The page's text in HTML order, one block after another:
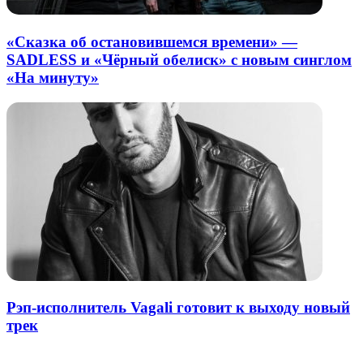
«Сказка об остановившемся времени» —
SADLESS и «Чёрный обелиск» с новым синглом
«На минуту»
Рэп-исполнитель Vagali готовит к выходу новый
трек